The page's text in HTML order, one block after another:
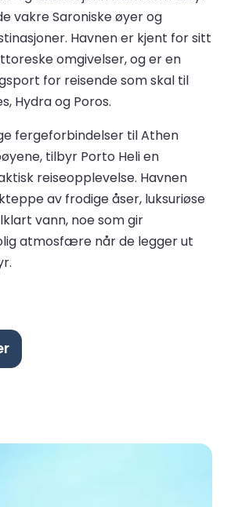
vakre Saroniske øyer og
Havnen er kjent for sitt
omgivelser, og er en
for reisende som skal til
Hydra og Poros.
fergeforbindelser til Athen
tilbyr Porto Heli en
reiseopplevelse. Havnen
av frodige åser, luksuriøse
vann, noe som gir
atmosfære når de legger ut